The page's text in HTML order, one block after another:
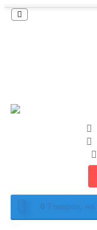
0 Tоваров, на